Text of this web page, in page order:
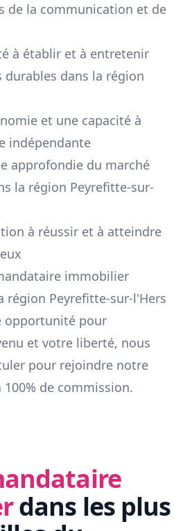
de la communication et de
à établir et à entretenir
dans la région
et une capacité à
indépendante
approfondie du marché
la région Peyrefitte-sur-
à réussir et à atteindre
immobilier
région Peyrefitte-sur-l'Hers
opportunité pour
et votre liberté, nous
pour rejoindre notre
de commission.
dans les plus